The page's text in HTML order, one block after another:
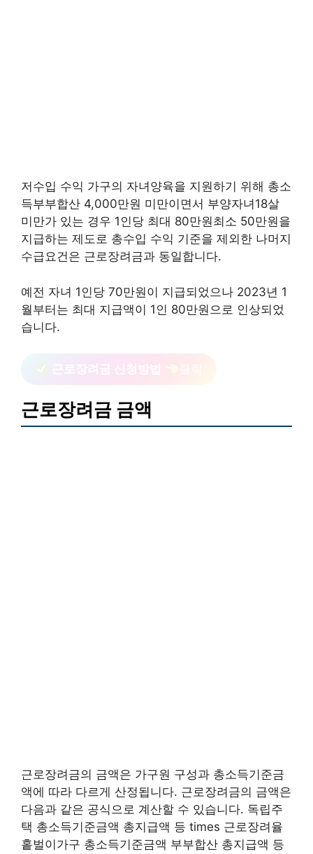
저수입 수익 가구의 자녀양육을 지원하기 위해 총소
득부부합산 4,000만원 미만이면서 부양자녀18살
미만가 있는 경우 1인당 최대 80만원최소 50만원을
지급하는 제도로 총수입 수익 기준을 제외한 나머지
수급요건은 근로장려금과 동일합니다.
예전 자녀 1인당 70만원이 지급되었으나 2023년 1
월부터는 최대 지급액이 1인 80만원으로 인상되었
습니다.
근로장려금 신청방법
근로장려금 금액
근로장려금의 금액은 가구원 구성과 총소득기준금
액에 따라 다르게 산정됩니다. 근로장려금의 금액은
다음과 같은 공식으로 계산할 수 있습니다. 독립주
택 총소득기준금액 총지급액 등 times 근로장려율
홑벌이가구 총소득기준금액 부부합산 총지급액 등